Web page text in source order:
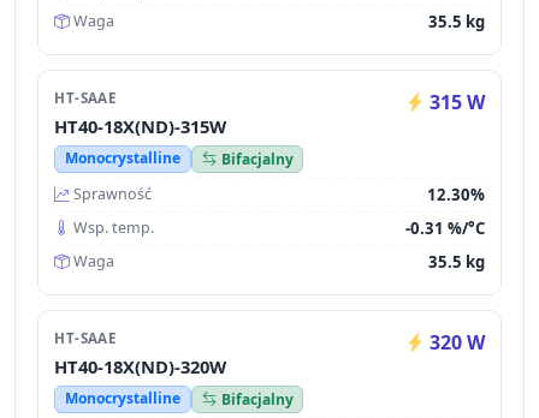
Waga 35.5 kg
HT-SAAE 315 W
HT40-18X(ND)-315W
Monocrystalline
Bifacjalny
Sprawność
12.30%
Wsp. temp. -0.31 %/°C
Waga 35.5 kg
HT-SAAE 320 W
HT40-18X(ND)-320W
Monocrystalline
Bifacjalny